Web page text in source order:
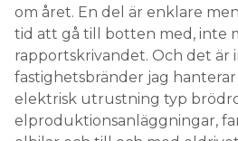
om året. En del är enklare
tid att gå till botten med, inte
rapportskrivandet. Och det är
fastighetsbränder jag
elektrisk utrustning typ
elproduktionsanläggningar,